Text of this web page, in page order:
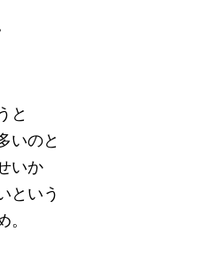
と
いのと
いか
という